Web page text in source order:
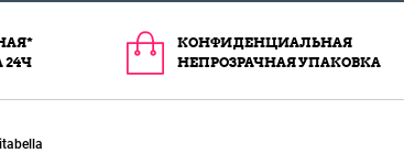
24Ч
КОНФИДЕНЦИАЛЬНАЯ
НЕПРОЗРАЧНАЯ УПАКОВКА